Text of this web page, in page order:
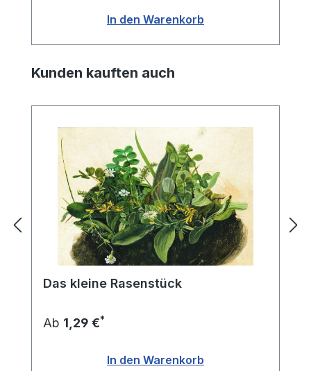
In den Warenkorb
Produktgalerie überspringen
Kunden kauften auch
Das kleine Rasenstück
Ab 1,29 €*
In den Warenkorb